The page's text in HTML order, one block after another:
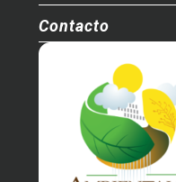
Contacto